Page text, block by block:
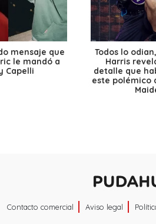
mensaje que
le mandó a
Capelli
Todos lo
Harris
detalle que
este polémico
Contacto comercial Aviso legal